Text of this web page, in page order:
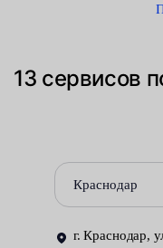
Ухудшение
Во всех перечисленных
этого нужно
13 сервисов
Краснодар
г. Краснодар,